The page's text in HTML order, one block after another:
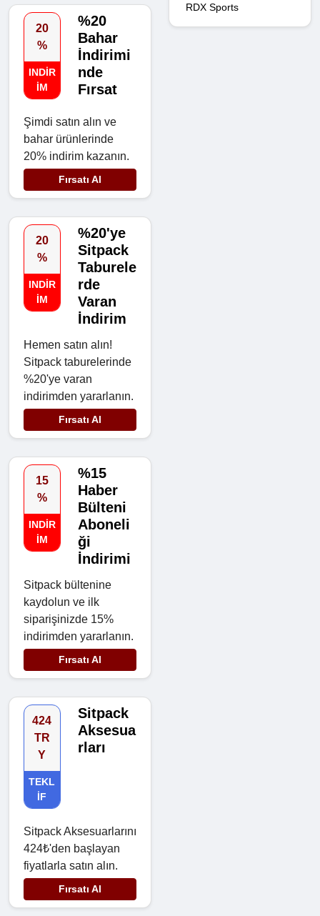
20
%
INDIR
IM
%20
Bahar
İndirimi
nde
Fırsat
Şimdi satın alın ve
bahar ürünlerinde
20% indirim kazanın.
Fırsatı Al
20
%
INDIR
IM
%20'ye
Sitpack
Taburele
rde
Varan
İndirim
Hemen satın alın!
Sitpack taburelerinde
%20'ye varan
indirimden yararlanın.
Fırsatı Al
15
%
INDIR
IM
%15
Haber
Bülteni
Aboneli
ği
İndirimi
Sitpack bültenine
kaydolun ve ilk
siparişinizde 15%
indirimden yararlanın.
Fırsatı Al
424
TR
Y
TEKL
IF
Sitpack
Aksesua
rları
Sitpack Aksesuarlarını
424₺'den başlayan
fiyatlarla satın alın.
Fırsatı Al
RDX Sports